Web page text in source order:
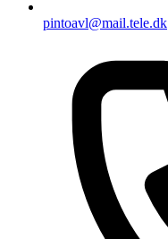
pintoavl@mail.tele.dk